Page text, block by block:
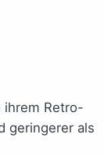
ihrem Retro-
geringerer als